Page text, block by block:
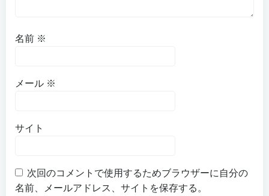
名前 ※
メール ※
サイト
次回のコメントで使用するためブラウザーに自分の
名前、メールアドレス、サイトを保存する。